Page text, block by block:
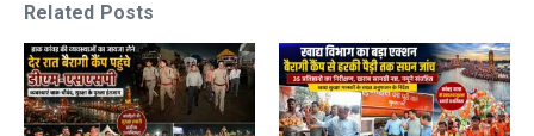
Related Posts